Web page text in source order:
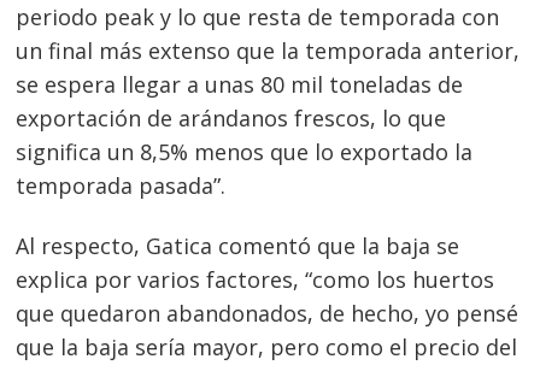
periodo peak y lo que resta de temporada con
un final más extenso que la temporada anterior,
se espera llegar a unas 80 mil toneladas de
exportación de arándanos frescos, lo que
significa un 8,5% menos que lo exportado la
temporada pasada”.
Al respecto, Gatica comentó que la baja se
explica por varios factores, “como los huertos
que quedaron abandonados, de hecho, yo pensé
que la baja sería mayor, pero como el precio del